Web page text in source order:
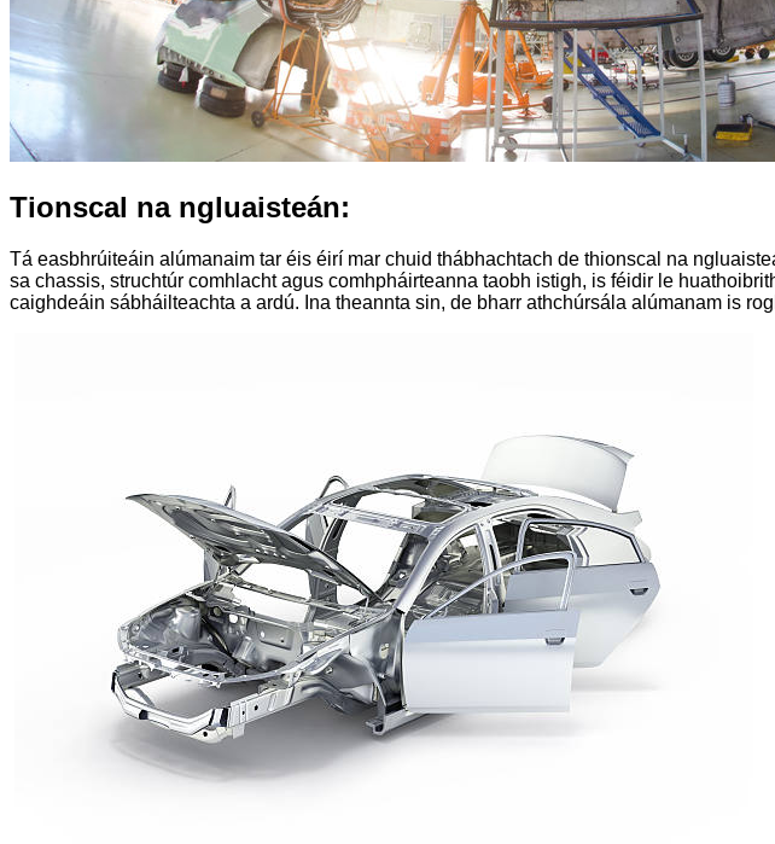
Tionscal na ngluaisteán:
Tá easbhrúiteáin alúmanaim tar éis éirí mar chuid thábhachtach de thionscal na
sa chassis, struchtúr comhlacht agus comhpháirteanna taobh istigh, is féidir le
caighdeáin sábháilteachta a ardú. Ina theannta sin, de bharr athchúrsála alúmanam is